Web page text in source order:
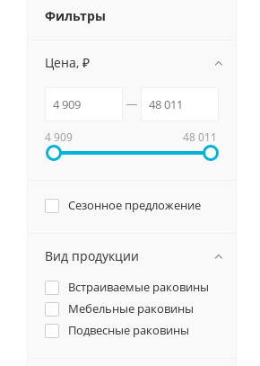
Душевые системы и ограждения
Унитазы и аксессуары
Подвесные зеркала для ванной
Мебель для ванной
Фильтры
Цена, ₽
4 909 48 011
Сезонное предложение
Вид продукции
Встраиваемые раковины
Мебельные раковины
Подвесные раковины